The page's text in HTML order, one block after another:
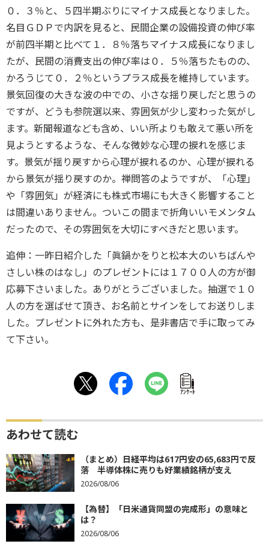
０．３％と、５四半期ぶりにマイナス成長となりました。
名目ＧＤＰで内訳を見ると、民間企業の設備投資の伸び率
が前四半期と比べて１．８％落ちマイナス成長になりまし
たが、民間の消費支出の伸び率は０．５％落ちたものの、
かろうじて０．２％というプラス成長を維持しています。
景気回復の大きな波の中での、小さな揺り戻しだと思うの
ですが、どうも参院選以来、雰囲気が少し変わった気がし
ます。新聞報道なども含め、いい所よりも敢えて悪い所を
見ようとするような、そんな微妙な心理の捩れを感じま
す。景気が揺り戻すから心理が捩れるのか、心理が捩れる
から景気が揺り戻すのか。禅問答のようですが、「心理」
や「雰囲気」が経済にも株式市場にも大きく影響すること
は間違いありません。ついこの間まで折角いいモメンタム
だったので、その雰囲気を大切にすべきだと思います。
追伸：一昨日紹介した「眞鍋かをりと松本大のいちばんや
さしい株のはなし」のプレゼントには１７００人の方が御
応募下さいました。ありがとうございました。抽選で１０
人の方を選ばせて頂き、お名前とサインをしてお送りしま
した。プレゼントに外れた方も、是非書店で手に取ってみ
て下さい。
ｱﾝｹｰﾄ
あわせて読む
（まとめ）日経平均は617円安の65,683円で反
落 半導体株に売りも好業績銘柄が支え
2026/08/06
【為替】「日米通貨同盟の完成形」の意味と
は？
2026/08/06